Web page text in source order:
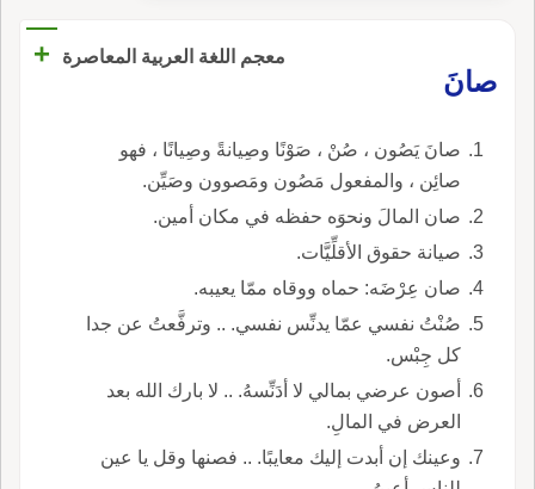
معجم اللغة العربية المعاصرة
+
صانَ
صانَ يَصُون ، صُنْ ، صَوْنًا وصِيانةً وصِيانًا ، فهو
صائِن ، والمفعول مَصُون ومَصوون وصَيِّن.
صان المالَ ونحوَه حفظه في مكان أمين.
صيانة حقوق الأقلِّيَّات.
صان عِرْضَه: حماه ووقاه ممّا يعيبه.
صُنْتُ نفسي عمّا يدنِّس نفسي. .. وترفَّعتُ عن جدا
كل جِبْس.
أصون عرضي بمالي لا أدَنِّسهُ. .. لا بارك الله بعد
العرض في المالِ.
وعينك إن أبدت إليك معايبًا. .. فصنها وقل يا عين